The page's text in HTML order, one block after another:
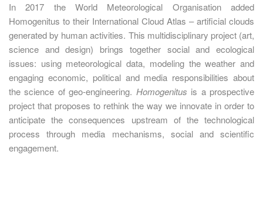
In 2017 the World Meteorological Organisation added
Homogenitus to their International Cloud Atlas – artificial clouds
generated by human activities. This multidisciplinary project (art,
science and design) brings together social and ecological
issues: using meteorological data, modeling the weather and
engaging economic, political and media responsibilities about
the science of geo-engineering. Homogenitus is a prospective
project that proposes to rethink the way we innovate in order to
anticipate the consequences upstream of the technological
process through media mechanisms, social and scientific
engagement.